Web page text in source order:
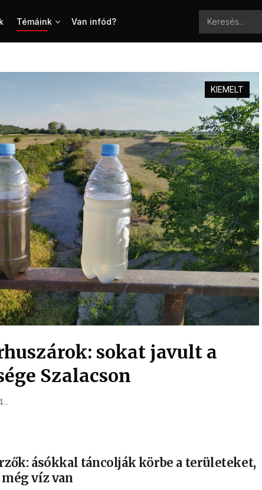
Témáink Van infód?
KIEMELT
sokat javult a
Szalacson
ásókkal táncolják körbe a területeket,
víz van